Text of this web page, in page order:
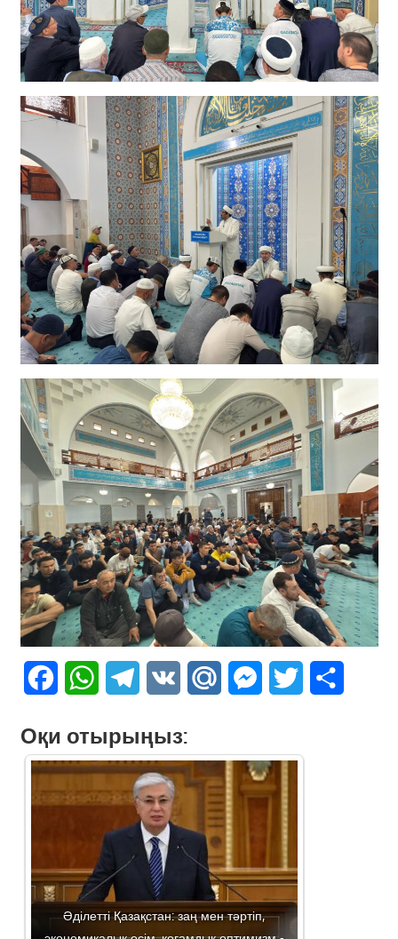
FacebookWhatsAppTelegram
VK Mail.Ru Messenger
Twitter
Оқи отырыңыз:
Әділетті Қазақстан: заң мен тәртіп,